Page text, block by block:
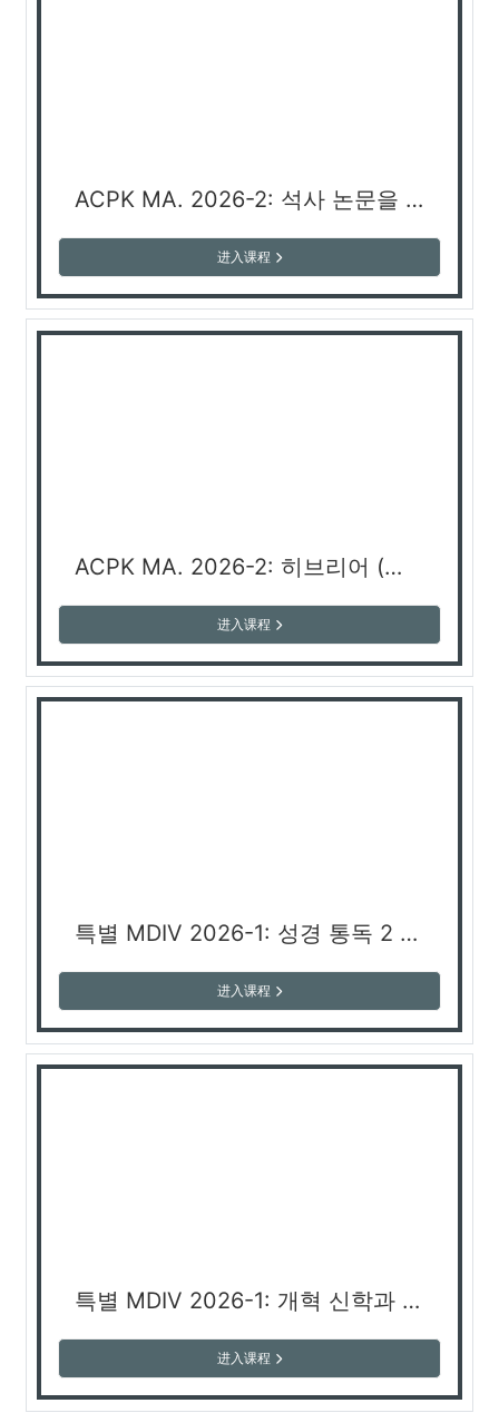
ACPK MA. 2026-2: 석사 논문을 위한 연구방법론 (양대석 교수)
进入课程
ACPK MA. 2026-2: 히브리어 (이용곤 교수)
进入课程
특별 MDIV 2026-1: 성경 통독 2 (김난휘 교수)
进入课程
특별 MDIV 2026-1: 개혁 신학과 선교 (신현광 교수)
进入课程